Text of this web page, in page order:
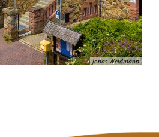
Jonas Weidmann